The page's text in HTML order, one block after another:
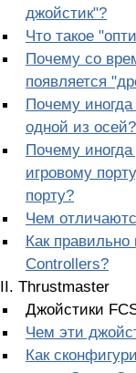
джойстик"?
Что такое
Почему со
появляется
Почему
одной из осей?
Почему
игровому
порту?
Чем
Как
Controllers?
II. Thrustmaster
Джойстики
Чем эти
Как